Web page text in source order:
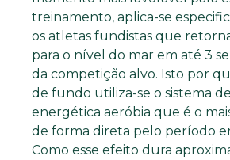
treinamento, aplica-se
os atletas fundistas que
para o nível do mar em até 3
da competição alvo. Isto por
de fundo utiliza-se o sistema
energética aeróbia que é o
de forma direta pelo período
Como esse efeito dura